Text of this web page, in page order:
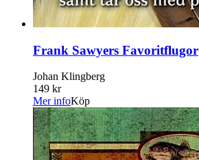
Frank Sawyers Favoritflugor
Johan Klingberg
149 kr
Mer infoKöp